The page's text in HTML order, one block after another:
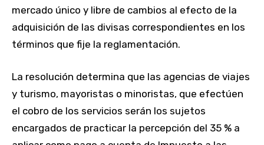
mercado único y libre de cambios al efecto de la
adquisición de las divisas correspondientes en los
términos que fije la reglamentación.
La resolución determina que las agencias de viajes
y turismo, mayoristas o minoristas, que efectúen
el cobro de los servicios serán los sujetos
encargados de practicar la percepción del 35 % a